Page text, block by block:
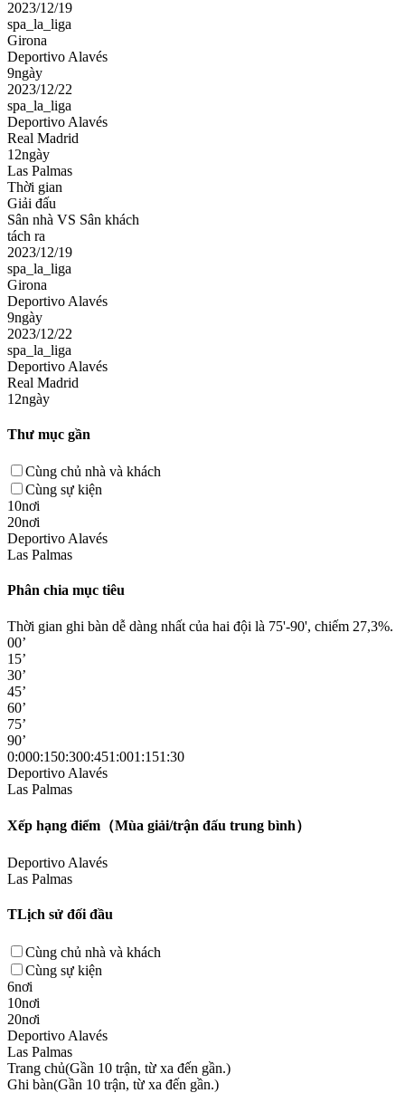
2023/12/19
spa_la_liga
Girona
Deportivo Alavés
9ngày
2023/12/22
spa_la_liga
Deportivo Alavés
Real Madrid
12ngày
Las Palmas
Thời gian
Giải đấu
Sân nhà VS Sân khách
tách ra
2023/12/19
spa_la_liga
Girona
Deportivo Alavés
9ngày
2023/12/22
spa_la_liga
Deportivo Alavés
Real Madrid
12ngày
Thư mục gần
Cùng chủ nhà và khách
Cùng sự kiện
10nơi
20nơi
Deportivo Alavés
Las Palmas
Phân chia mục tiêu
Thời gian ghi bàn dễ dàng nhất của hai đội là 75'-90', chiếm 27,3%.
00’
15’
30’
45’
60’
75’
90’
0:000:150:300:451:001:151:30
Deportivo Alavés
Las Palmas
Xếp hạng điểm（Mùa giải/trận đấu trung bình）
Deportivo Alavés
Las Palmas
TLịch sử đối đầu
Cùng chủ nhà và khách
Cùng sự kiện
6nơi
10nơi
20nơi
Deportivo Alavés
Las Palmas
Trang chủ(Gần 10 trận, từ xa đến gần.)
Ghi bàn(Gần 10 trận, từ xa đến gần.)